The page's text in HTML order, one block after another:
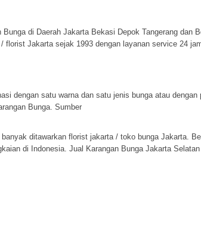
Bunga di Daerah Jakarta Bekasi Depok Tangerang dan
Jakarta sejak 1993 dengan layanan service 24
dengan satu warna dan satu jenis bunga atau dengan
Bunga. Sumber
ditawarkan florist jakarta / toko bunga Jakarta.
di Indonesia. Jual Karangan Bunga Jakarta